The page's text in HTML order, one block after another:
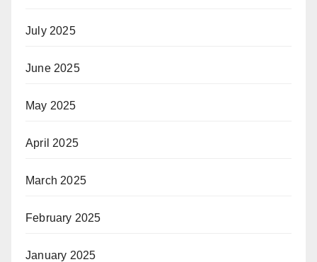
July 2025
June 2025
May 2025
April 2025
March 2025
February 2025
January 2025